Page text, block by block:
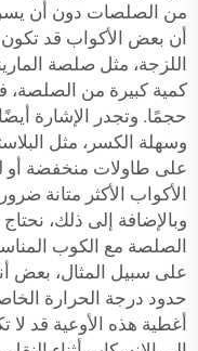
من الصلصات دون أن
أن بعض الأكواب قد
اللزجة، مثل صلصة
كمية كبيرة من الصلصة،
حجمًا. وتجدر الإشارة
وسهلة الكسر، مثل
على طاولات منخفضة أو
الأكواب الأكثر متانة
وبالإضافة إلى ذلك،
الصلصة مع الكوب
على سبيل المثال، بعض
حدود درجة الحرارة
أغطية هذه الأوعية قد لا